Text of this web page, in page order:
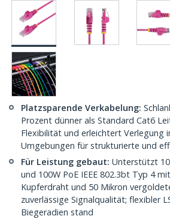
Platzsparende Verkabelung:
Prozent dünner als Standard Cat6
Flexibilität und erleichtert Verlegung
Umgebungen für strukturierte und
Für Leistung gebaut: Unterstützt
und 100W PoE IEEE 802.3bt Typ 4
Kupferdraht und 50 Mikron
zuverlässige Signalqualität; flexibler
Biegeradien stand